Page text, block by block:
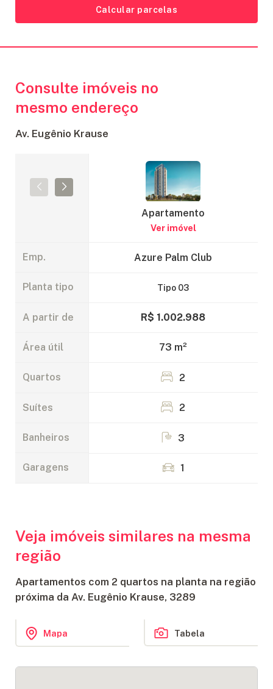
Calcular parcelas
Consulte imóveis no
mesmo endereço
Av. Eugênio Krause
Emp.
Planta tipo
A partir de
Área útil
Quartos
Suítes
Banheiros
Garagens
Apartamento
Ver imóvel
Azure Palm Club
Tipo 03
R$ 1.002.988
73 m²
2
2
3
1
Veja imóveis similares na mesma
região
Apartamentos com 2 quartos na planta na região
próxima da Av. Eugênio Krause, 3289
Mapa Tabela